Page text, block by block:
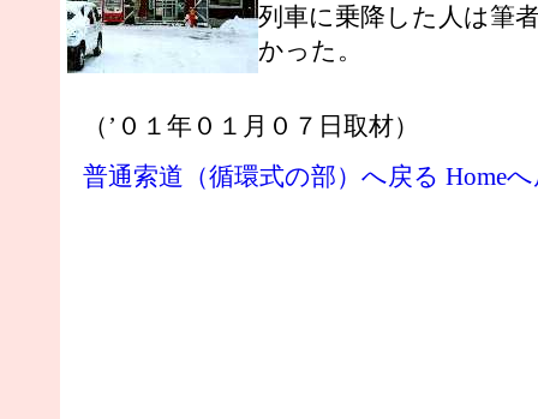
列車に乗降した人は筆
かった。
（’０１年０１月０７日取材）
普通索道（循環式の部）へ戻る Home